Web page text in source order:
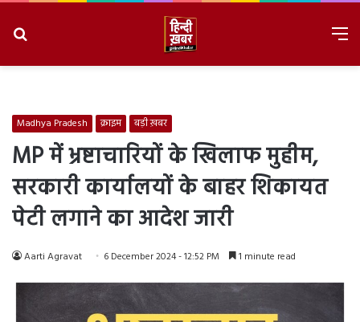
Madhya Pradesh क्राइम बड़ी ख़बर
MP में भ्रष्टाचारियों के खिलाफ मुहीम,
सरकारी कार्यालयों के बाहर शिकायत
पेटी लगाने का आदेश जारी
Aarti Agravat 6 December 2024 - 12:52 PM 1 minute read